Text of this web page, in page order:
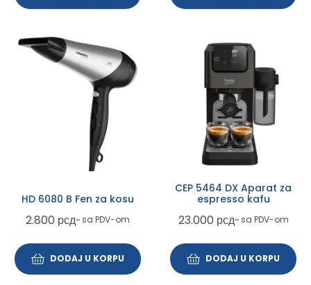
HD 6080 B Fen za kosu
2.800 рсд~ sa PDV-om
DODAJ U KORPU
CEP 5464 DX Aparat za
espresso kafu
23.000 рсд~ sa PDV-om
DODAJ U KORPU